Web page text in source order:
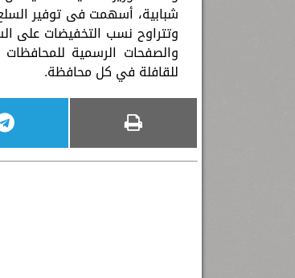
شبابية، أسهمت فى توفير
والصفحات الرسمية للمحافظات
للقافلة في كل محافظة.